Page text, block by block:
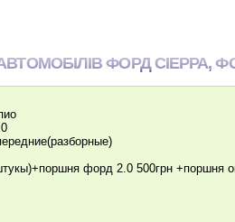
ФОРД СІЕРРА,
форд 2.0 500грн +поршня